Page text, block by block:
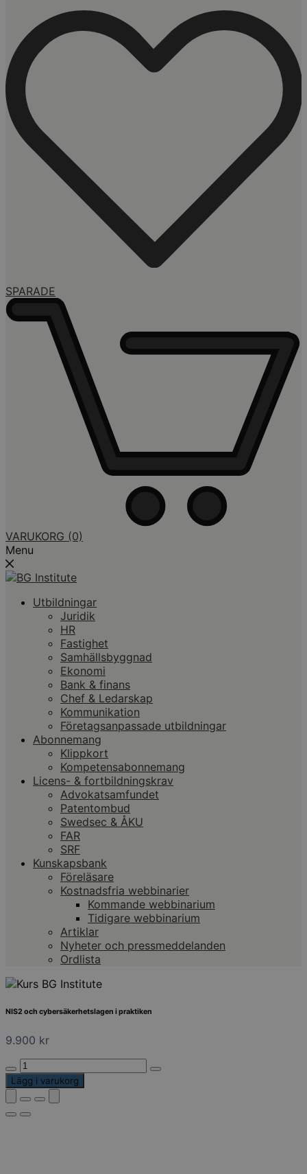
SPARADE
VARUKORG (0)
Menu
Utbildningar
Juridik
HR
Fastighet
Samhällsbyggnad
Ekonomi
Bank & finans
Chef & Ledarskap
Kommunikation
Företagsanpassade utbildningar
Abonnemang
Klippkort
Kompetensabonnemang
Licens- & fortbildningskrav
Advokatsamfundet
Patentombud
Swedsec & ÅKU
FAR
SRF
Kunskapsbank
Föreläsare
Kostnadsfria webbinarier
Kommande webbinarium
Tidigare webbinarium
Artiklar
Nyheter och pressmeddelanden
Ordlista
NIS2 och cybersäkerhetslagen i praktiken
9.900 kr
NIS2
och
cybersäkerhetslagen
i
praktiken
Lägg i varukorg